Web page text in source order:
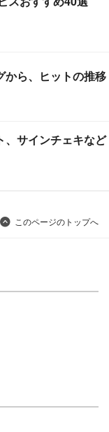
から、ヒットの推移
、サインチェキなど
このページのトップへ